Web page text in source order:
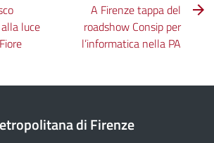
luce
A Firenze tappa del
roadshow Consip per
l’informatica nella PA
di Firenze